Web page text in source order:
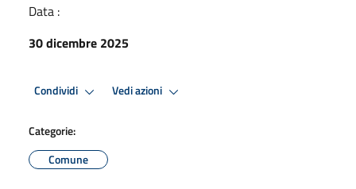
Data :
30 dicembre 2025
Condividi Vedi azioni
Categorie:
Comune